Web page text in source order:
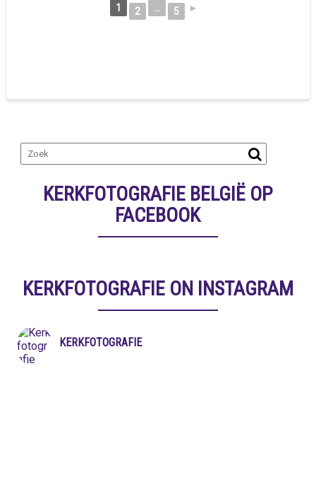
1 2 ... 5 ►
KERKFOTOGRAFIE BELGIË OP
FACEBOOK
KERKFOTOGRAFIE ON INSTAGRAM
KERKFOTOGRAFIE